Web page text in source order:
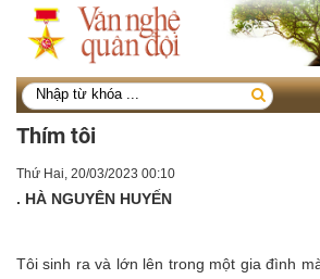
Thím tôi
Thứ Hai, 20/03/2023 00:10
. HÀ NGUYÊN HUYẾN
Tôi sinh ra và lớn lên trong một gia đình